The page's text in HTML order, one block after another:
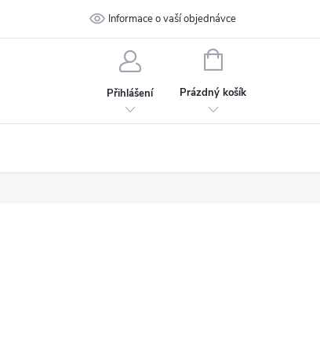
Ochrana osobních údajů Kontakt
Informace o vaší objednávce
Přihlášení
NÁKUPNÍ
Prázdný košík